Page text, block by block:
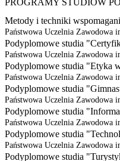
Metody i techniki
Państwowa Uczelnia Zawodowa
Podyplomowe studia
Państwowa Uczelnia Zawodowa
Podyplomowe studia "Etyka
Państwowa Uczelnia Zawodowa
Podyplomowe studia
Państwowa Uczelnia Zawodowa
Podyplomowe studia
Państwowa Uczelnia Zawodowa
Podyplomowe studia
Państwowa Uczelnia Zawodowa
Podyplomowe studia